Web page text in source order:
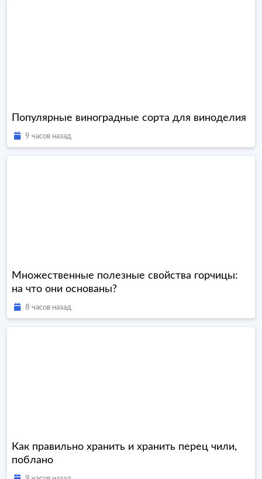
Популярные виноградные сорта для виноделия
9 часов назад
Множественные полезные свойства горчицы:
на что они основаны?
8 часов назад
Как правильно хранить и хранить перец чили,
поблано